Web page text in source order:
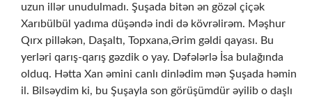
uzun illər unudulmadı. Şuşada bitən ən gözəl çiçək
Xarıbülbül yadıma düşəndə indi də kövrəlirəm. Məşhur
Qırx pilləkən, Daşaltı, Topxana,Ərim gəldi qayası. Bu
yerləri qarış-qarış gəzdik o yay. Dəfələrlə İsa bulağında
olduq. Hətta Xan əmini canlı dinlədim mən Şuşada həmin
il. Bilsəydim ki, bu Şuşayla son görüşümdür əyilib o daşlı